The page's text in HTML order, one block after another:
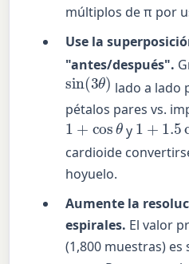
múltiplos de π por
Use la
"antes/después".
sin(3θ)
lado a lado
pétalos pares vs.
1 + cosθ y 1 +1.5
cardioide
hoyuelo.
Aumente la
espirales. El valor
(1,800 muestras)